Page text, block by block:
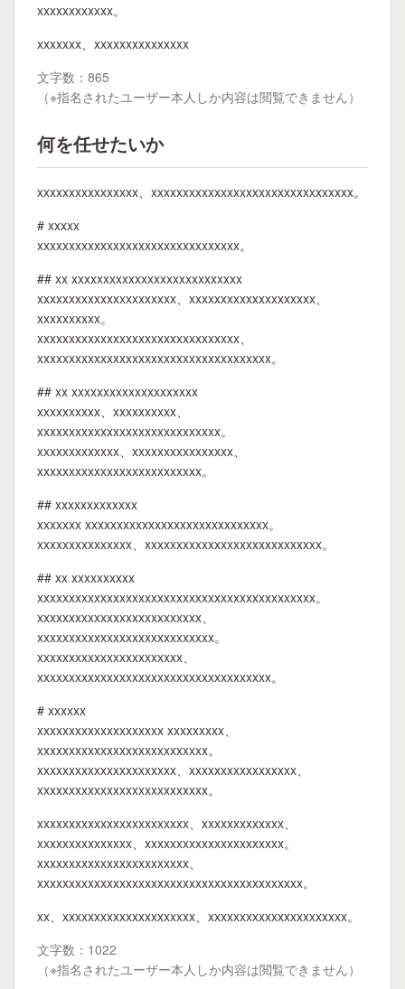
xxxxxxxxxxxx。
xxxxxxx、xxxxxxxxxxxxxxx
文字数：865
（※指名されたユーザー本人しか内容は閲覧できません）
何を任せたいか
xxxxxxxxxxxxxxxx、xxxxxxxxxxxxxxxxxxxxxxxxxxxxxxxx。
# xxxxx
xxxxxxxxxxxxxxxxxxxxxxxxxxxxxxxx。
## xx xxxxxxxxxxxxxxxxxxxxxxxxxxx
xxxxxxxxxxxxxxxxxxxxxx、xxxxxxxxxxxxxxxxxxxx、
xxxxxxxxxx。
xxxxxxxxxxxxxxxxxxxxxxxxxxxxxxxx、
xxxxxxxxxxxxxxxxxxxxxxxxxxxxxxxxxxxxx。
## xx xxxxxxxxxxxxxxxxxxxx
xxxxxxxxxx、xxxxxxxxxx、
xxxxxxxxxxxxxxxxxxxxxxxxxxxxx。
xxxxxxxxxxxxx、xxxxxxxxxxxxxxxx、
xxxxxxxxxxxxxxxxxxxxxxxxxx。
## xxxxxxxxxxxxx
xxxxxxx xxxxxxxxxxxxxxxxxxxxxxxxxxxxx。
xxxxxxxxxxxxxxx、xxxxxxxxxxxxxxxxxxxxxxxxxxxx。
## xx xxxxxxxxxx
xxxxxxxxxxxxxxxxxxxxxxxxxxxxxxxxxxxxxxxxxxxx。
xxxxxxxxxxxxxxxxxxxxxxxxxx、
xxxxxxxxxxxxxxxxxxxxxxxxxxxx。
xxxxxxxxxxxxxxxxxxxxxxx、
xxxxxxxxxxxxxxxxxxxxxxxxxxxxxxxxxxxxx。
# xxxxxx
xxxxxxxxxxxxxxxxxxxx xxxxxxxxx、
xxxxxxxxxxxxxxxxxxxxxxxxxxx。
xxxxxxxxxxxxxxxxxxxxxx、xxxxxxxxxxxxxxxxx、
xxxxxxxxxxxxxxxxxxxxxxxxxxx。
xxxxxxxxxxxxxxxxxxxxxxxx、xxxxxxxxxxxxx、
xxxxxxxxxxxxxxx、xxxxxxxxxxxxxxxxxxxxxx。
xxxxxxxxxxxxxxxxxxxxxxxx、
xxxxxxxxxxxxxxxxxxxxxxxxxxxxxxxxxxxxxxxxxx。
xx、xxxxxxxxxxxxxxxxxxxxx、xxxxxxxxxxxxxxxxxxxxxx。
文字数：1022
（※指名されたユーザー本人しか内容は閲覧できません）